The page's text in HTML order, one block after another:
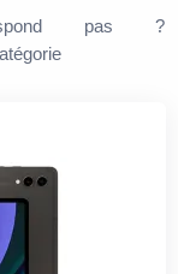
pas ?